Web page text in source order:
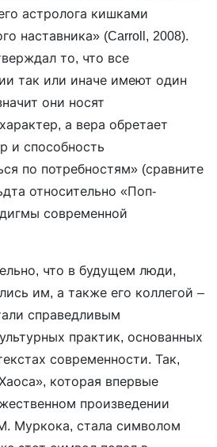
астролога кишками
наставника» (Carroll, 2008).
то, что все
так или иначе имеют один
они носят
а вера обретает
и способность
по потребностям» (сравните
относительно «Поп-
современной
что в будущем люди,
им, а также его коллегой –
справедливым
практик, основанных
современности. Так,
которая впервые
произведении
Муркока, стала символом